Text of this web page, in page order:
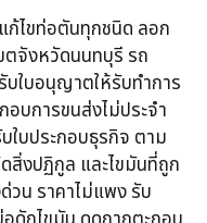
ไขท่อตันทุกชนิด​ ลอก
ตจังหวัดนนทบุรี รถ
บใบอนุญาตให้รับทำการ
บการขนส่งไม่ประจำ
ใบประกอบธุรกิจ​ ตาม
สิ่งปฏิกูล​ และไขมันที่ถูก
วน​ ราคาไม่แพง รับ